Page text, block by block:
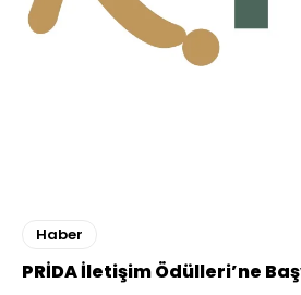
Haber
PRİDA İletişim Ödülleri’ne